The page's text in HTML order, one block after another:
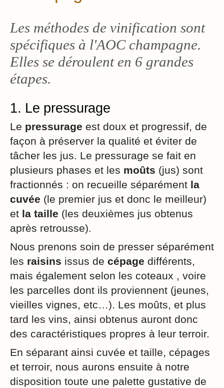
Les méthodes de vinification sont
spécifiques à l'AOC champagne.
Elles se déroulent en 6 grandes
étapes.
1. Le pressurage
Le pressurage est doux et progressif, de
façon à préserver la qualité et éviter de
tâcher les jus. Le pressurage se fait en
plusieurs phases et les moûts (jus) sont
fractionnés : on recueille séparément la
cuvée (le premier jus et donc le meilleur)
et la taille (les deuxièmes jus obtenus
après retrousse).
Nous prenons soin de presser séparément
les raisins issus de cépage différents,
mais également selon les coteaux , voire
les parcelles dont ils proviennent (jeunes,
vieilles vignes, etc…). Les moûts, et plus
tard les vins, ainsi obtenus auront donc
des caractéristiques propres à leur terroir.
En séparant ainsi cuvée et taille, cépages
et terroir, nous aurons ensuite à notre
disposition toute une palette gustative de